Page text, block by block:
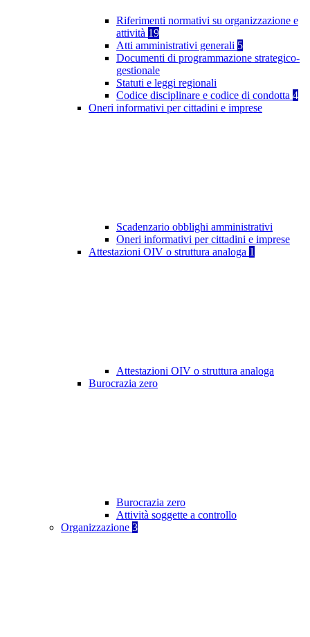
Riferimenti normativi su organizzazione e
attività 19
Atti amministrativi generali 5
Documenti di programmazione strategico-
gestionale
Statuti e leggi regionali
Codice disciplinare e codice di condotta 4
Oneri informativi per cittadini e imprese
Scadenzario obblighi amministrativi
Oneri informativi per cittadini e imprese
Attestazioni OIV o struttura analoga 1
Attestazioni OIV o struttura analoga
Burocrazia zero
Burocrazia zero
Attività soggette a controllo
Organizzazione 3